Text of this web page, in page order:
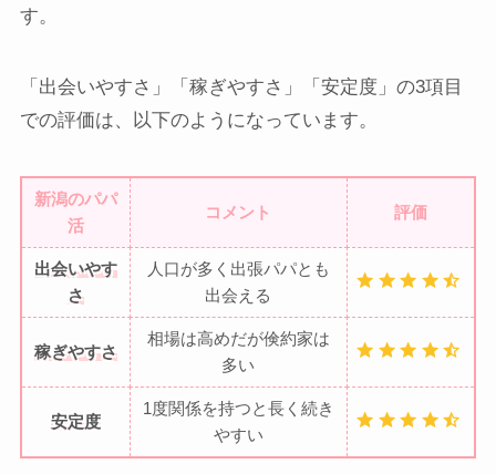
す。
「出会いやすさ」「稼ぎやすさ」「安定度」の3項目
での評価は、以下のようになっています。
新潟のパパ
活
コメント 評価
出会いやす
さ
人口が多く出張パパとも
出会える
稼ぎやすさ
相場は高めだが倹約家は
多い
安定度
1度関係を持つと長く続き
やすい